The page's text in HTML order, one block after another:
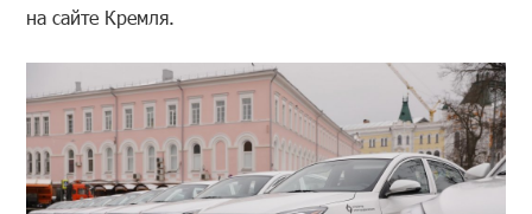
на сайте Кремля.